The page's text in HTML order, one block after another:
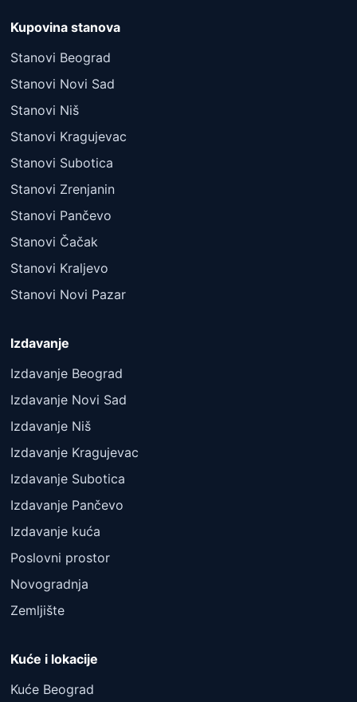
Kupovina stanova
Stanovi Beograd
Stanovi Novi Sad
Stanovi Niš
Stanovi Kragujevac
Stanovi Subotica
Stanovi Zrenjanin
Stanovi Pančevo
Stanovi Čačak
Stanovi Kraljevo
Stanovi Novi Pazar
Izdavanje
Izdavanje Beograd
Izdavanje Novi Sad
Izdavanje Niš
Izdavanje Kragujevac
Izdavanje Subotica
Izdavanje Pančevo
Izdavanje kuća
Poslovni prostor
Novogradnja
Zemljište
Kuće i lokacije
Kuće Beograd